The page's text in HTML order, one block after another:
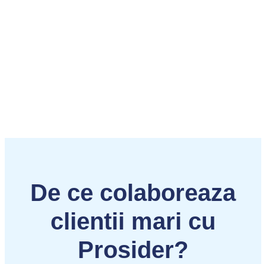
De ce colaboreaza
clientii mari cu
Prosider?